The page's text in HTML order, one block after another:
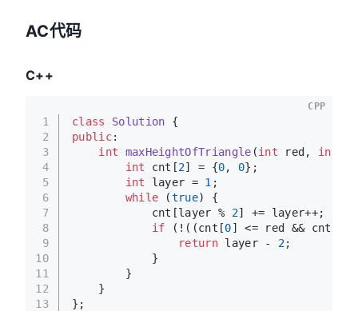
AC代码
C++
1
2
3
4
5
6
7
8
9
10
11
12
13
class Solution {
public:
int
maxHeightOfTriangle (int red, int
int cnt[2] = {0, 0};
int layer = 1 ;
while (true) {
            cnt[layer %
2] += layer++;
if (!((cnt[0] <= red && cnt[
return layer - 2;
            }
        }
    }
};
CPP